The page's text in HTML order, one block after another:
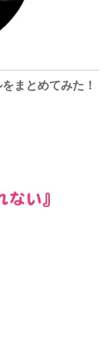
まとめてみた！